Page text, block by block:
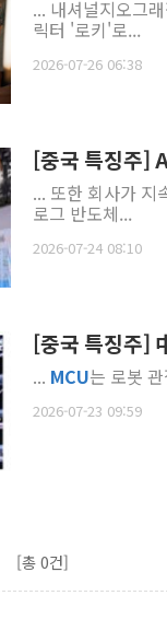
... 내셔널지오그
릭터 '로키'로...
2026-07-26 06:38
[중국 특징주]
... 또한 회사가 지
로그 반도체...
2026-07-24 08:10
[중국 특징주]
... MCU는 로봇
2026-07-23 09:59
[총 0건]